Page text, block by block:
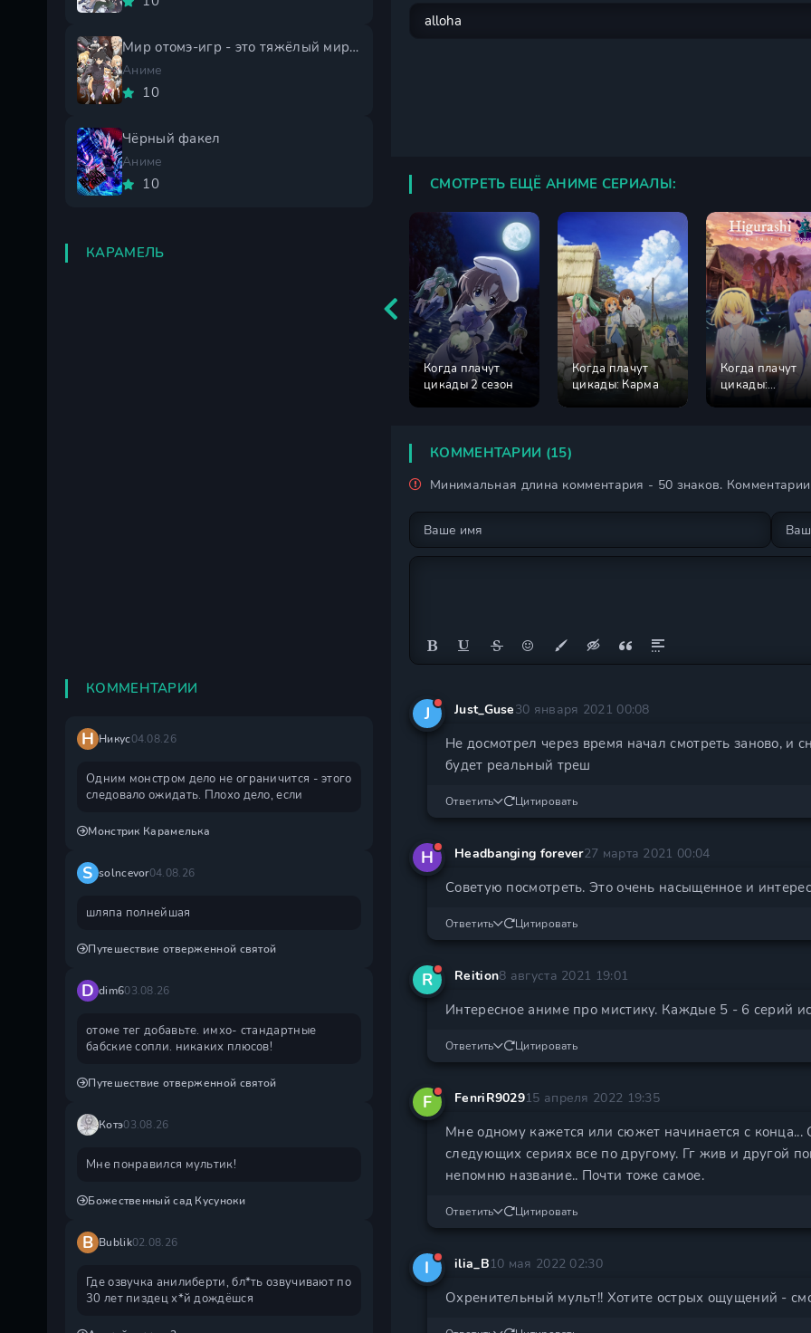
СМОТРЕТЬ ЕЩЁ АНИМЕ СЕРИАЛЫ:
Когда плачут
цикады 2 сезон
Когда плачут
цикады: Карма
Когда плачут
цикады:
КОММЕНТАРИИ (15)
Минимальная длина комментария - 50 знаков.
J Just_Guse30 января 2021 00:08
Не досмотрел через время начал смотреть заново, и
будет реальный треш
Ответить Цитировать
H Headbanging forever27 марта 2021 00:04
Советую посмотреть. Это очень насыщенное и
Ответить Цитировать
R Reition8 августа 2021 19:01
Интересное аниме про мистику. Каждые 5 - 6 серий
Ответить Цитировать
F FenriR902915 апреля 2022 19:35
Мне одному кажется или сюжет начинается с
следующих сериях все по другому. Гг жив и другой
непомню название.. Почти тоже самое.
Ответить Цитировать
I ilia_B10 мая 2022 02:30
Охренительный мульт!! Хотите острых ощущений -
Мир отомэ-игр - это тяжёлый мир для мобов 2 сезон
Аниме
10
Чёрный факел
Аниме
10
КАРАМЕЛЬ
КОММЕНТАРИИ
Н Никус04.08.26
Одним монстром дело не ограничится - этого
следовало ожидать. Плохо дело, если
Монстрик Карамелька
S solncevor04.08.26
шляпа полнейшая
Путешествие отверженной святой
D dim603.08.26
отоме тег добавьте. имхо- стандартные
бабские сопли. никаких плюсов!
Путешествие отверженной святой
Котэ03.08.26
Мне понравился мультик!
Божественный сад Кусуноки
B Bublik02.08.26
Где озвучка анилиберти, бл*ть озвучивают по
30 лет пиздец х*й дождëшся